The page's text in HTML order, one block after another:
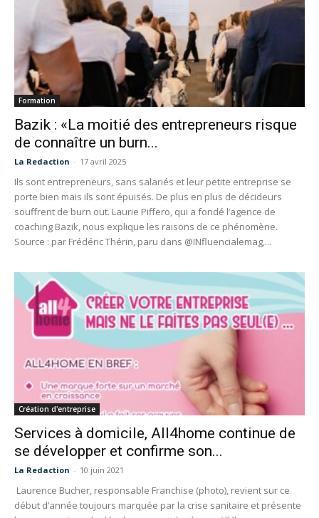
Formation
Bazik : «La moitié des entrepreneurs risque
de connaître un burn...
La Redaction - 17 avril 2025
Ils sont entrepreneurs, sans salariés et leur petite entreprise se
porte bien mais ils sont épuisés. De plus en plus de décideurs
souffrent de burn out. Laurie Piffero, qui a fondé l’agence de
coaching Bazik, nous explique les raisons de ce phénomène.
Source : par Frédéric Thérin, paru dans @INfluencialemag,...
Création d'entreprise
Services à domicile, All4home continue de
se développer et confirme son...
La Redaction - 10 juin 2021
Laurence Bucher, responsable Franchise (photo), revient sur ce
début d’année toujours marquée par la crise sanitaire et présente